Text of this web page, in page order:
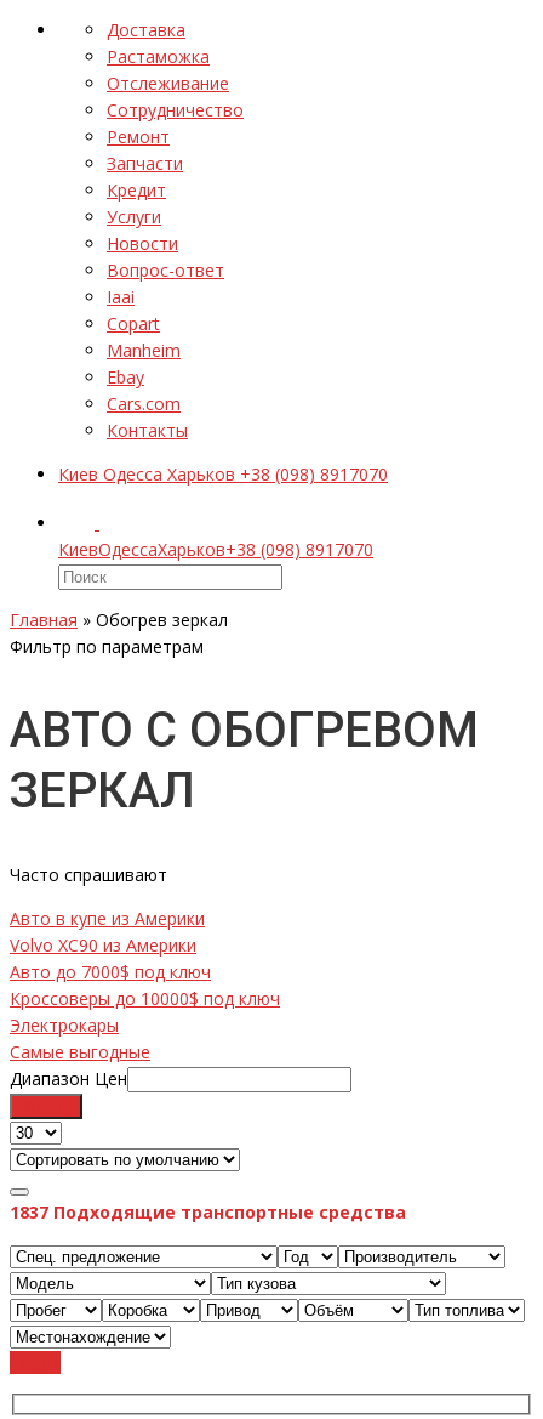
Доставка
Растаможка
Отслеживание
Сотрудничество
Ремонт
Запчасти
Кредит
Услуги
Новости
Вопрос-ответ
Iaai
Copart
Manheim
Ebay
Cars.com
Контакты
Киев Одесса Харьков +38 (098) 8917070
КиевОдессаХарьков+38 (098) 8917070
Главная » Обогрев зеркал
Фильтр по параметрам
АВТО С ОБОГРЕВОМ
ЗЕРКАЛ
Часто спрашивают
Авто в купе из Америки
Volvo XC90 из Америки
Авто до 7000$ под ключ
Кроссоверы до 10000$ под ключ
Электрокары
Самые выгодные
Диапазон Цен
1837 Подходящие транспортные средства